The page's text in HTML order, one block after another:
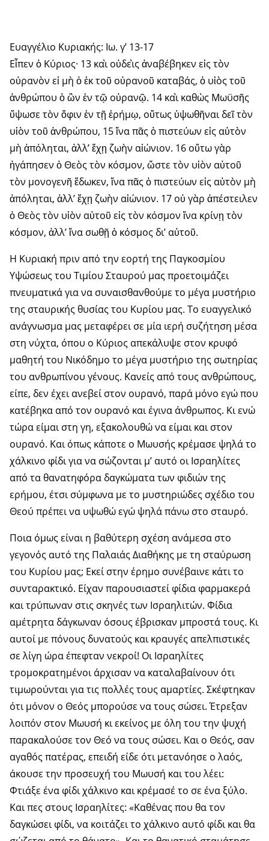
Ευαγγέλιο Κυριακής: Ιω. γ’ 13-17
Εἶπεν ὁ Κύριος· 13 καὶ οὐδεὶς ἀναβέβηκεν εἰς τὸν
οὐρανὸν εἰ μὴ ὁ ἐκ τοῦ οὐρανοῦ καταβάς, ὁ υἱὸς τοῦ
ἀνθρώπου ὁ ὢν ἐν τῷ οὐρανῷ. 14 καὶ καθὼς Μωϋσῆς
ὕψωσε τὸν ὄφιν ἐν τῇ ἐρήμῳ, οὕτως ὑψωθῆναι δεῖ τὸν
υἱὸν τοῦ ἀνθρώπου, 15 ἵνα πᾶς ὁ πιστεύων εἰς αὐτὸν
μὴ ἀπόληται, ἀλλ’ ἔχῃ ζωὴν αἰώνιον. 16 οὕτω γὰρ
ἠγάπησεν ὁ Θεὸς τὸν κόσμον, ὥστε τὸν υἱὸν αὐτοῦ
τὸν μονογενῆ ἔδωκεν, ἵνα πᾶς ὁ πιστεύων εἰς αὐτὸν μὴ
ἀπόληται, ἀλλ’ ἔχῃ ζωὴν αἰώνιον. 17 οὐ γὰρ ἀπέστειλεν
ὁ Θεὸς τὸν υἱὸν αὐτοῦ εἰς τὸν κόσμον ἵνα κρίνῃ τὸν
κόσμον, ἀλλ’ ἵνα σωθῇ ὁ κόσμος δι’ αὐτοῦ.
Η Κυριακή πριν από την εορτή της Παγκοσμίου
Υψώσεως του Τιμίου Σταυρού μας προετοιμάζει
πνευματικά για να συναισθανθούμε το μέγα μυστήριο
της σταυρικής θυσίας του Κυρίου μας. Το ευαγγελικό
ανάγνωσμα μας μεταφέρει σε μία ιερή συζήτηση μέσα
στη νύχτα, όπου ο Κύριος απεκάλυψε στον κρυφό
μαθητή του Νικόδημο το μέγα μυστήριο της σωτηρίας
του ανθρωπίνου γένους. Κανείς από τους ανθρώπους,
είπε, δεν έχει ανεβεί στον ουρανό, παρά μόνο εγώ που
κατέβηκα από τον ουρανό και έγινα άνθρωπος. Κι ενώ
τώρα είμαι στη γη, εξακολουθώ να είμαι και στον
ουρανό. Και όπως κάποτε ο Μωυσής κρέμασε ψηλά το
χάλκινο φίδι για να σώζονται μ’ αυτό οι Ισραηλίτες
από τα θανατηφόρα δαγκώματα των φιδιών της
ερήμου, έτσι σύμφωνα με το μυστηριώδες σχέδιο του
Θεού πρέπει να υψωθώ εγώ ψηλά πάνω στο σταυρό.
Ποια όμως είναι η βαθύτερη σχέση ανάμεσα στο
γεγονός αυτό της Παλαιάς Διαθήκης με τη σταύρωση
του Κυρίου μας; Εκεί στην έρημο συνέβαινε κάτι το
συνταρακτικό. Είχαν παρουσιαστεί φίδια φαρμακερά
και τρύπωναν στις σκηνές των Ισραηλιτών. Φίδια
αμέτρητα δάγκωναν όσους έβρισκαν μπροστά τους. Κι
αυτοί με πόνους δυνατούς και κραυγές απελπιστικές
σε λίγη ώρα έπεφταν νεκροί! Οι Ισραηλίτες
τρομοκρατημένοι άρχισαν να καταλαβαίνουν ότι
τιμωρούνται για τις πολλές τους αμαρτίες. Σκέφτηκαν
ότι μόνον ο Θεός μπορούσε να τους σώσει. Έτρεξαν
λοιπόν στον Μωυσή κι εκείνος με όλη του την ψυχή
παρακαλούσε τον Θεό να τους σώσει. Και ο Θεός, σαν
αγαθός πατέρας, επειδή είδε ότι μετανόησε ο λαός,
άκουσε την προσευχή του Μωυσή και του λέει:
Φτιάξε ένα φίδι χάλκινο και κρέμασέ το σε ένα ξύλο.
Και πες στους Ισραηλίτες: «Καθένας που θα τον
δαγκώσει φίδι, να κοιτάζει το χάλκινο αυτό φίδι και θα